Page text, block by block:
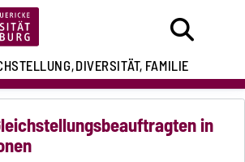
DIVERSITÄT, FAMILIE
in